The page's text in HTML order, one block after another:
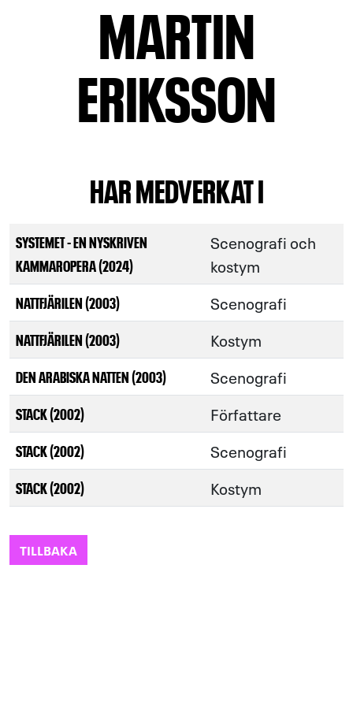
MARTIN
ERIKSSON
HAR MEDVERKAT I
SYSTEMET - EN NYSKRIVEN
KAMMAROPERA (2024)
Scenografi och
kostym
NATTFJÄRILEN (2003) Scenografi
NATTFJÄRILEN (2003) Kostym
DEN ARABISKA NATTEN (2003) Scenografi
STACK (2002) Författare
STACK (2002) Scenografi
STACK (2002) Kostym
TILLBAKA